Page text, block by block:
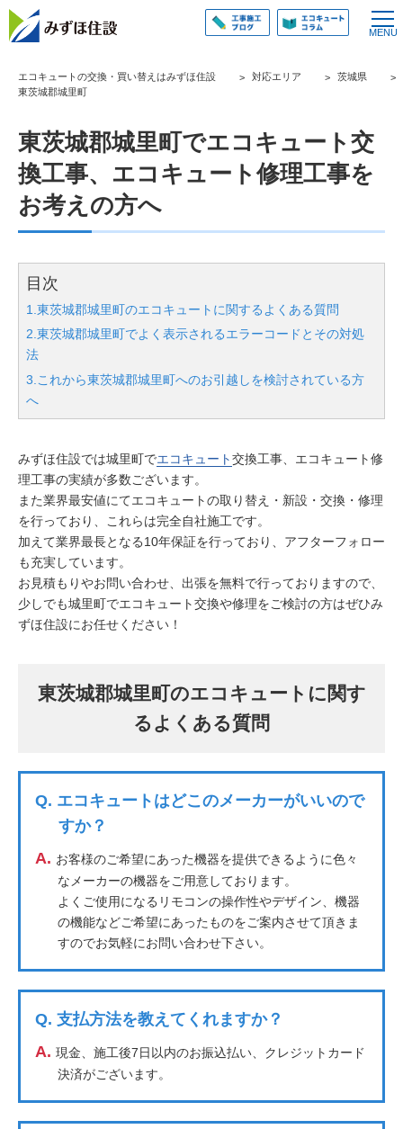
エコキュートの交換・買い替えはみずほ住設 対応エリア
茨城県
東茨城郡城里町
東茨城郡城里町でエコキュート交
換工事、エコキュート修理工事を
お考えの方へ
目次
1.東茨城郡城里町のエコキュートに関するよくある質問
2.東茨城郡城里町でよく表示されるエラーコードとその対処
法
3.これから東茨城郡城里町へのお引越しを検討されている方
へ
みずほ住設では城里町でエコキュート交換工事、エコキュート修
理工事の実績が多数ございます。
また業界最安値にてエコキュートの取り替え・新設・交換・修理
を行っており、これらは完全自社施工です。
加えて業界最長となる10年保証を行っており、アフターフォロー
も充実しています。
お見積もりやお問い合わせ、出張を無料で行っておりますので、
少しでも城里町でエコキュート交換や修理をご検討の方はぜひみ
ずほ住設にお任せください！
東茨城郡城里町のエコキュートに関す
るよくある質問
Q. エコキュートはどこのメーカーがいいので
すか？
A. お客様のご希望にあった機器を提供できるように色々
なメーカーの機器をご用意しております。
よくご使用になるリモコンの操作性やデザイン、機器
の機能などご希望にあったものをご案内させて頂きま
すのでお気軽にお問い合わせ下さい。
Q. 支払方法を教えてくれますか？
A. 現金、施工後7日以内のお振込払い、クレジットカード
決済がございます。